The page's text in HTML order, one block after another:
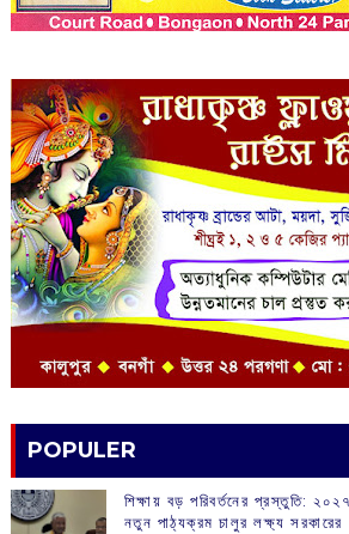
POPULER
শিক্ষায় বড় পরিবর্তনের প্রস্তুতি:
নতুন পাঠ্যক্রম চালুর লক্ষ্য সরকারের